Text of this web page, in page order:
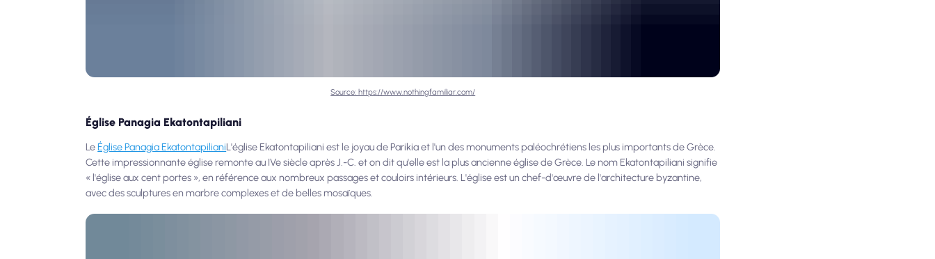
Source: https://www.nothingfamiliar.com/
Église Panagia Ekatontapiliani
LeÉglise Panagia EkatontapilianiL'église Ekatontapiliani est le joyau de Parikia et l'un des monuments paléochrétiens les plus importants de Grèce.
Cette impressionnante église remonte au IVe siècle après J.-C. et on dit qu'elle est la plus ancienne église de Grèce. Le nom Ekatontapiliani signifie
« l'église aux cent portes », en référence aux nombreux passages et couloirs intérieurs. L'église est un chef-d'œuvre de l'architecture byzantine,
avec des sculptures en marbre complexes et de belles mosaïques.